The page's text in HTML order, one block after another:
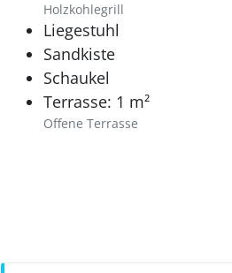
Holzkohlegrill
Liegestuhl
Sandkiste
Schaukel
Terrasse: 1 m²
Offene Terrasse